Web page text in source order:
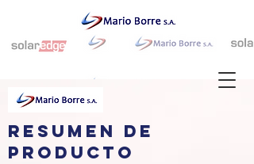
resumen de
producto